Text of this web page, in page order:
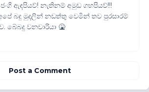
ඇඳපියව්! නැතිනම් අමුඩ ගහපියව්!!!
බදු මුදලින් නඩත්තු වෙමින් තව පුරසාරම්
බේබදු වනචාරියා 🤮
Post a Comment